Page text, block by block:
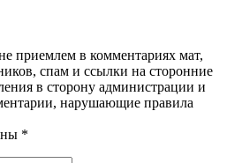
приемлем в комментариях мат,
спам и ссылки на сторонние
в сторону администрации и
нарушающие правила
*